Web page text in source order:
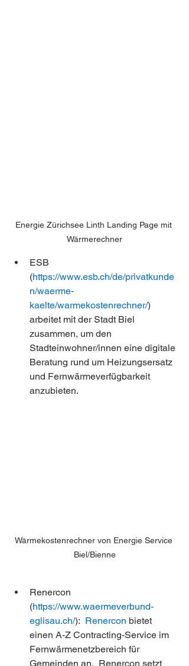
Energie Zürichsee Linth Landing Page mit
Wärmerechner
ESB
(https://www.esb.ch/de/privatkunde
n/waerme-
kaelte/warmekostenrechner/)
arbeitet mit der Stadt Biel
zusammen, um den
Stadteinwohner/innen eine digitale
Beratung rund um Heizungsersatz
und Fernwärmeverfügbarkeit
anzubieten.
Wärmekostenrechner von Energie Service
Biel/Bienne
Renercon
(https://www.waermeverbund-
eglisau.ch/): Renercon bietet
einen A-Z Contracting-Service im
Fernwärmenetzbereich für
Gemeinden an.  Renercon setzt